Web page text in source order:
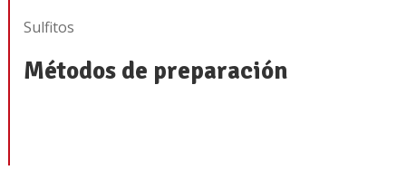
Sulfitos
Métodos de preparación